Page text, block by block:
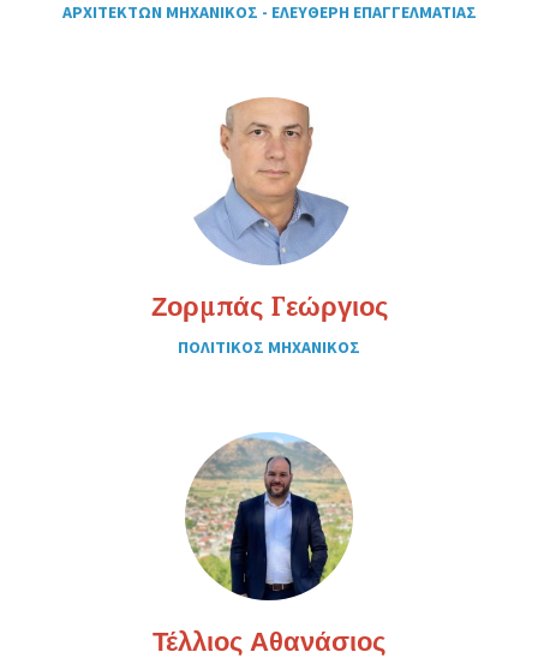
ΑΡΧΙΤΕΚΤΩΝ ΜΗΧΑΝΙΚΟΣ - ΕΛΕΥΘΕΡΗ ΕΠΑΓΓΕΛΜΑΤΙΑΣ
Ζορμπάς Γεώργιος
ΠΟΛΙΤΙΚΟΣ ΜΗΧΑΝΙΚΟΣ
Τέλλιος Αθανάσιος